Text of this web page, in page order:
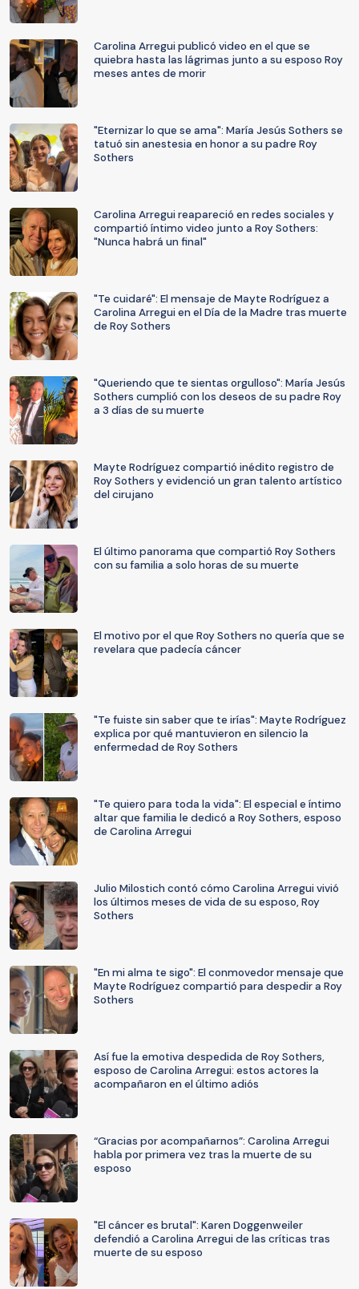
Carolina Arregui publicó video en el que se
quiebra hasta las lágrimas junto a su esposo Roy
meses antes de morir
"Eternizar lo que se ama": María Jesús Sothers se
tatuó sin anestesia en honor a su padre Roy
Sothers
Carolina Arregui reapareció en redes sociales y
compartió íntimo video junto a Roy Sothers:
"Nunca habrá un final"
"Te cuidaré": El mensaje de Mayte Rodríguez a
Carolina Arregui en el Día de la Madre tras muerte
de Roy Sothers
"Queriendo que te sientas orgulloso": María Jesús
Sothers cumplió con los deseos de su padre Roy
a 3 días de su muerte
Mayte Rodríguez compartió inédito registro de
Roy Sothers y evidenció un gran talento artístico
del cirujano
El último panorama que compartió Roy Sothers
con su familia a solo horas de su muerte
El motivo por el que Roy Sothers no quería que se
revelara que padecía cáncer
"Te fuiste sin saber que te irías": Mayte Rodríguez
explica por qué mantuvieron en silencio la
enfermedad de Roy Sothers
"Te quiero para toda la vida": El especial e íntimo
altar que familia le dedicó a Roy Sothers, esposo
de Carolina Arregui
Julio Milostich contó cómo Carolina Arregui vivió
los últimos meses de vida de su esposo, Roy
Sothers
"En mi alma te sigo": El conmovedor mensaje que
Mayte Rodríguez compartió para despedir a Roy
Sothers
Así fue la emotiva despedida de Roy Sothers,
esposo de Carolina Arregui: estos actores la
acompañaron en el último adiós
“Gracias por acompañarnos”: Carolina Arregui
habla por primera vez tras la muerte de su
esposo
"El cáncer es brutal": Karen Doggenweiler
defendió a Carolina Arregui de las críticas tras
muerte de su esposo